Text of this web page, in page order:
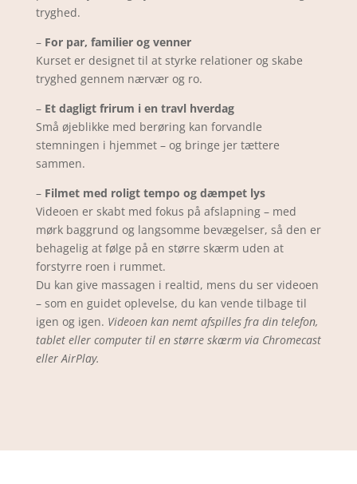
tryghed.
– For par, familier og venner
Kurset er designet til at styrke relationer og skabe
tryghed gennem nærvær og ro.
– Et dagligt frirum i en travl hverdag
Små øjeblikke med berøring kan forvandle
stemningen i hjemmet – og bringe jer tættere
sammen.
– Filmet med roligt tempo og dæmpet lys
Videoen er skabt med fokus på afslapning – med
mørk baggrund og langsomme bevægelser, så den er
behagelig at følge på en større skærm uden at
forstyrre roen i rummet.
Du kan give massagen i realtid, mens du ser videoen
– som en guidet oplevelse, du kan vende tilbage til
igen og igen. Videoen kan nemt afspilles fra din telefon,
tablet eller computer til en større skærm via Chromecast
eller AirPlay.